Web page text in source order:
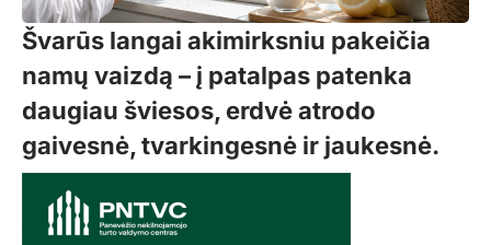
Švarūs langai akimirksniu pakeičia
namų vaizdą – į patalpas patenka
daugiau šviesos, erdvė atrodo
gaivesnė, tvarkingesnė ir jaukesnė.